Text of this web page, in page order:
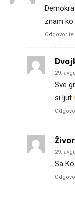
znam
Odgovorite
29.
Sve
si ljut
29.
Sa